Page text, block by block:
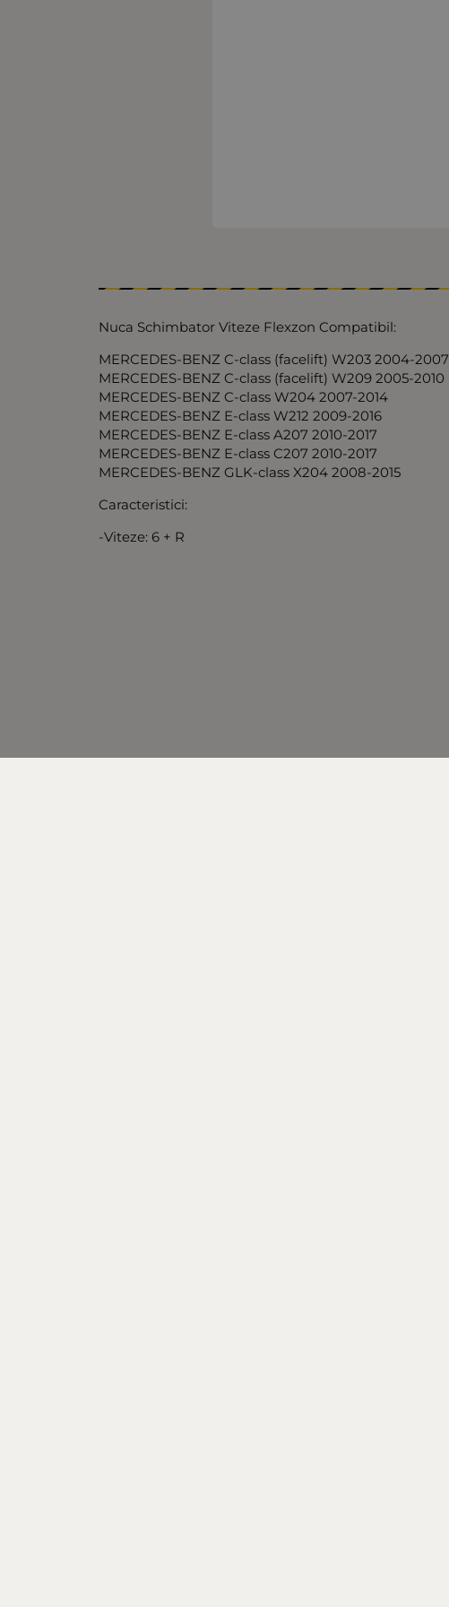
Nuca Schimbator Viteze Flexzon Compatibil:
MERCEDES-BENZ C-class (facelift) W203 2004-2007
MERCEDES-BENZ C-class (facelift) W209 2005-2010
MERCEDES-BENZ C-class W204 2007-2014
MERCEDES-BENZ E-class W212 2009-2016
MERCEDES-BENZ E-class A207 2010-2017
MERCEDES-BENZ E-class C207 2010-2017
MERCEDES-BENZ GLK-class X204 2008-2015
Caracteristici:
-Viteze: 6 + R